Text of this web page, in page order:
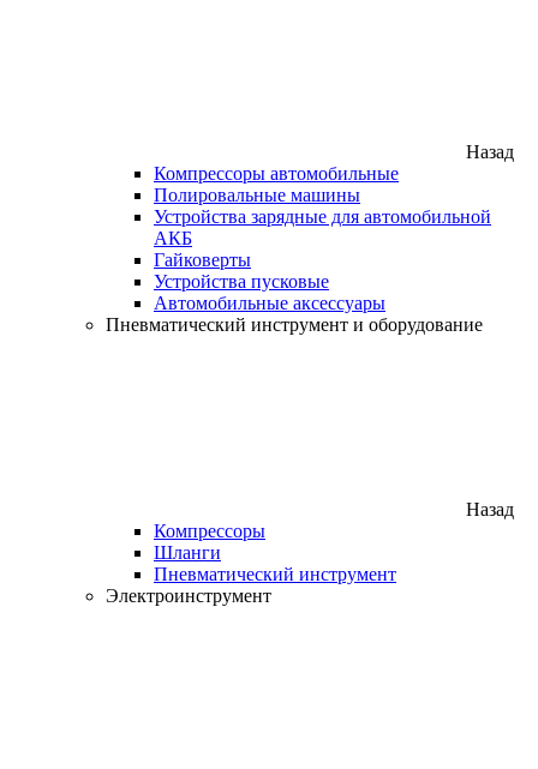
Назад
Компрессоры автомобильные
Полировальные машины
Устройства зарядные для автомобильной
АКБ
Гайковерты
Устройства пусковые
Автомобильные аксессуары
Пневматический инструмент и оборудование
Назад
Компрессоры
Шланги
Пневматический инструмент
Электроинструмент